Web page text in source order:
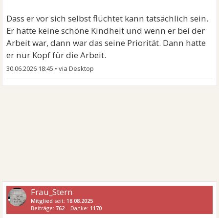
Dass er vor sich selbst flüchtet kann tatsächlich sein.
Er hatte keine schöne Kindheit und wenn er bei der
Arbeit war, dann war das seine Priorität. Dann hatte
er nur Kopf für die Arbeit.
30.06.2026 18:45 •
Frau_Stern
Mitglied seit: 18.08.2025
Beiträge: 762 Danke: 1170